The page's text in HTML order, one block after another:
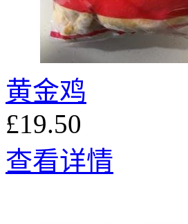
黄金鸡
£19.50
查看详情